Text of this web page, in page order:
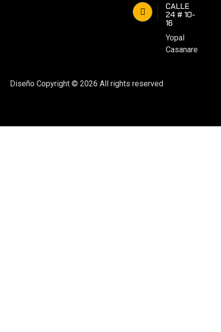
CALLE
24 # 10-
16
Yopal
Casanare
Diseño Copyright © 2026 All rights reserved